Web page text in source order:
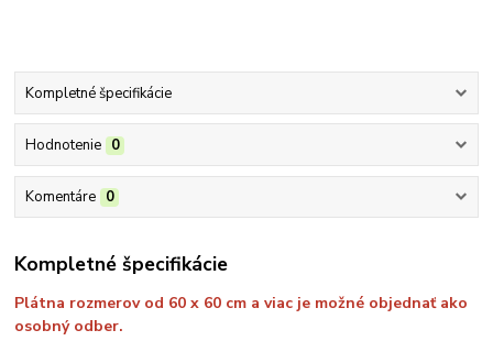
Kompletné špecifikácie
Hodnotenie 0
Komentáre 0
Kompletné špecifikácie
Plátna rozmerov od 60 x 60 cm a viac je možné objednať ako
osobný odber.